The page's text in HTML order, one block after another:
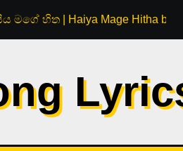
මගේ හිත | Haiya Mage Hitha by